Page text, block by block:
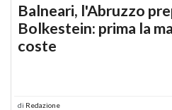
Balneari, l'Abruzzo
Bolkestein: prima la
coste
di Redazione